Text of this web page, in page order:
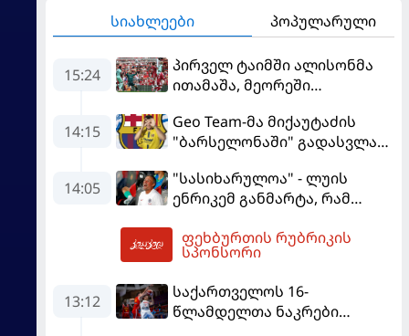
სიახლეები პოპულარული
15:24
პირველ ტაიმში ალისონმა
ითამაშა, მეორეში
"ლივერპული" სახლში
"მონაკოსთან" დამარცხდა
14:15
Geo Team-მა მიქაუტაძის
"ბარსელონაში" გადასვლაზე
ინფორმაციაზე განმარტება
გააკეთა
14:05
"სასიხარულოა" - ლუის
ენრიკემ განმარტა, რამ
იუნაიტედთან" ნამატჩევს
ფეხბურთის რუბრიკის
სპონსორი
13:12
საქართველოს 16-
წლამდელთა ნაკრები